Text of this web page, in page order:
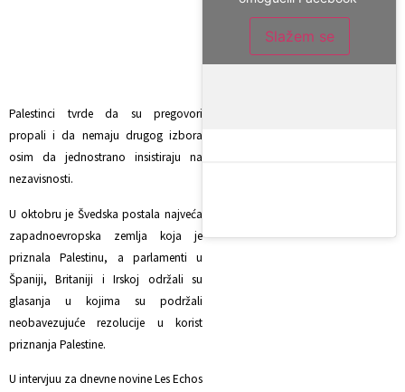
Palestinci tvrde da su pregovori
propali i da nemaju drugog izbora
osim da jednostrano insistiraju na
nezavisnosti.
U oktobru je Švedska postala najveća
zapadnoevropska zemlja koja je
priznala Palestinu, a parlamenti u
Španiji, Britaniji i Irskoj održali su
glasanja u kojima su podržali
neobavezujuće rezolucije u korist
priznanja Palestine.
U intervjuu za dnevne novine Les Echos
Slažem se